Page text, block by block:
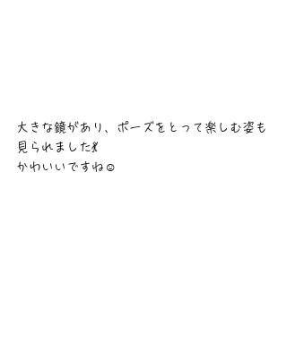
大きな鏡があり、ポーズをとって楽しむ姿も
見られました💃
かわいいですね☺️